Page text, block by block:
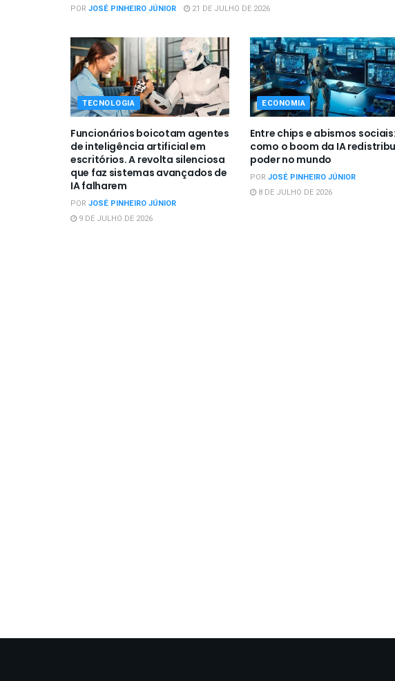
POR JOSÉ PINHEIRO JÚNIOR 21 DE JULHO DE 2026
TECNOLOGIA
Funcionários boicotam agentes
de inteligência artificial em
escritórios. A revolta silenciosa
que faz sistemas avançados de
IA falharem
POR JOSÉ PINHEIRO JÚNIOR
9 DE JULHO DE 2026
ECONOMIA
Entre chips e abismos sociais:
como o boom da IA
poder no mundo
POR JOSÉ PINHEIRO JÚNIOR
8 DE JULHO DE 2026